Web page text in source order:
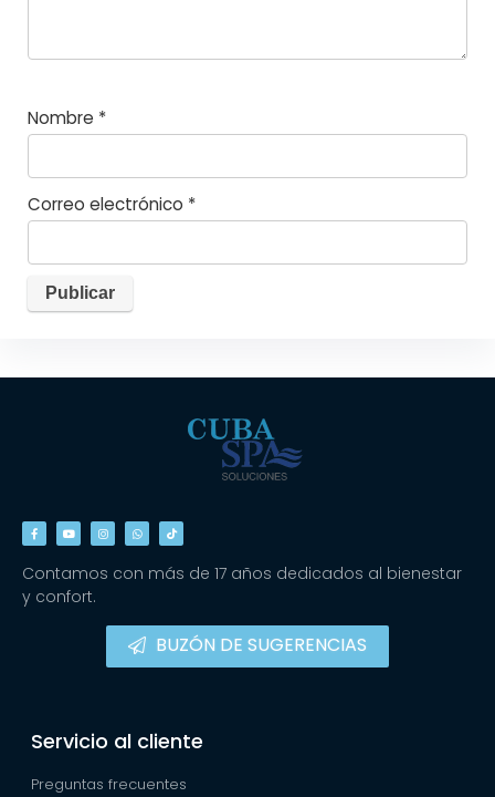
Nombre *
Correo electrónico *
Contamos con más de 17 años dedicados al bienestar
y confort.
BUZÓN DE SUGERENCIAS
Servicio al cliente
Preguntas frecuentes